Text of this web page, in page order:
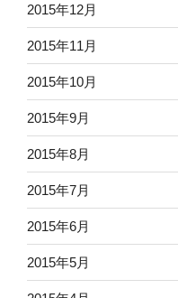
2015年12月
2015年11月
2015年10月
2015年9月
2015年8月
2015年7月
2015年6月
2015年5月